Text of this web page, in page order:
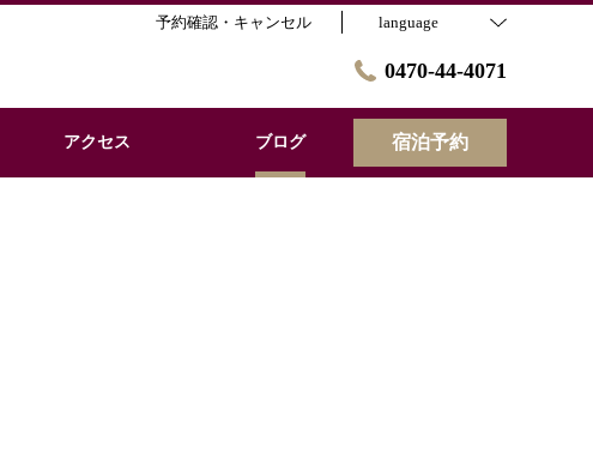
予約確認・キャンセル language
0470-44-4071
アクセス ブログ 宿泊予約